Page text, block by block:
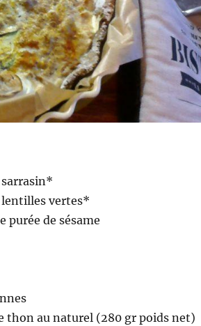
sarrasin*
lentilles vertes*
purée de sésame
thon au naturel (280 gr poids net)